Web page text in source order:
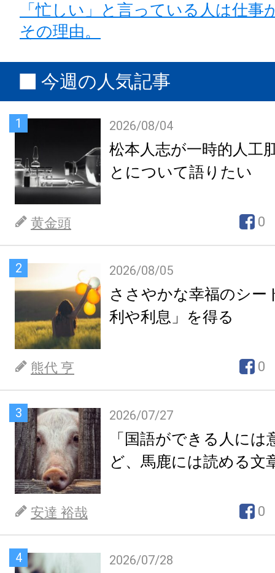
「忙しい」と言っている人は仕事
その理由。
今週の人気記事
1 2026/08/04
松本人志が一時的人工
とについて語りたい
黄金頭 0
2 2026/08/05
ささやかな幸福のシー
利や利息」を得る
熊代 亨 0
3 2026/07/27
「国語ができる人には
ど、馬鹿には読める文
安達 裕哉 0
4 2026/07/28